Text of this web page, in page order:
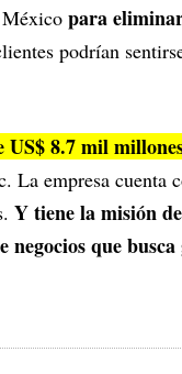
para
podrían
US$ 8.7 mil
empresa cuenta
Y tiene la misión
negocios que